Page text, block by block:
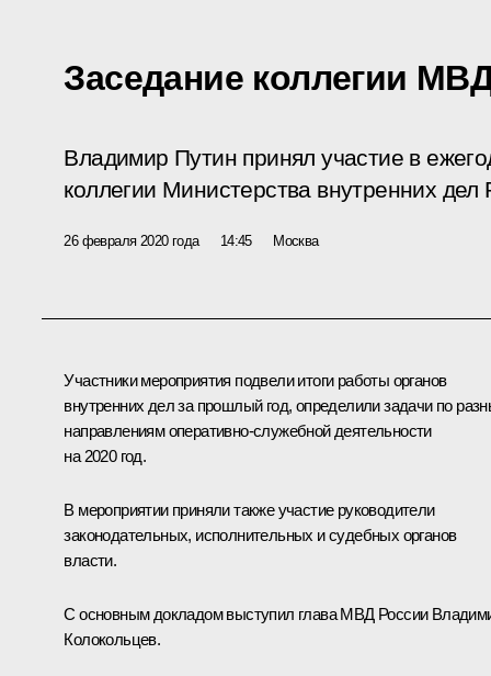
Заседание коллегии
Владимир Путин принял участие в
коллегии Министерства внутренних
26 февраля 2020 года 14:45 Москва
Участники мероприятия подвели итоги работы органов
внутренних дел за прошлый год, определили задачи по
направлениям оперативно-служебной деятельности
на 2020 год.
В мероприятии приняли также участие руководители
законодательных, исполнительных и судебных органов
власти.
С основным докладом выступил глава МВД России
Колокольцев.